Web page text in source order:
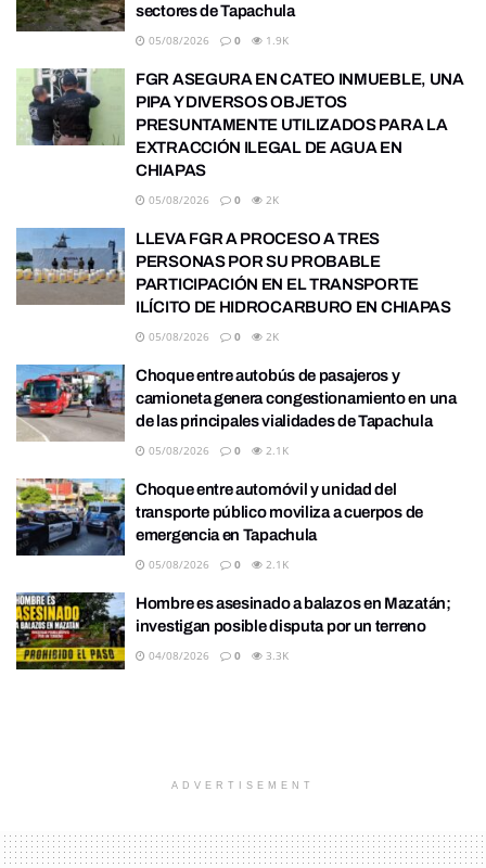
sectores de Tapachula
05/08/2026 0 1.9K
FGR ASEGURA EN CATEO INMUEBLE, UNA
PIPA Y DIVERSOS OBJETOS
PRESUNTAMENTE UTILIZADOS PARA LA
EXTRACCIÓN ILEGAL DE AGUA EN
CHIAPAS
05/08/2026 0 2K
LLEVA FGR A PROCESO A TRES
PERSONAS POR SU PROBABLE
PARTICIPACIÓN EN EL TRANSPORTE
ILÍCITO DE HIDROCARBURO EN CHIAPAS
05/08/2026 0 2K
Choque entre autobús de pasajeros y
camioneta genera congestionamiento en una
de las principales vialidades de Tapachula
05/08/2026 0 2.1K
Choque entre automóvil y unidad del
transporte público moviliza a cuerpos de
emergencia en Tapachula
05/08/2026 0 2.1K
Hombre es asesinado a balazos en Mazatán;
investigan posible disputa por un terreno
04/08/2026 0 3.3K
ADVERTISEMENT